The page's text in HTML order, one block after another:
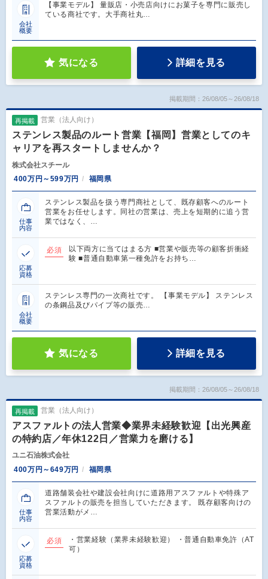
会社
概要
【事業モデル】 量販店・小売店向けにお菓子を専門に販売し
ている商社です。大手商社丸…
気になる 詳細を見る
掲載期間：26/08/05～26/08/18
再掲載 営業（法人向け）
ステンレス製品のルート営業【福岡】営業としてのキ
ャリアを再スタートしませんか？
株式会社スチール
400万円～599万円
福岡県
仕事
内容
ステンレス製品を扱う専門商社として、既存顧客へのルート
営業をお任せします。同社の営業は、売上を短期的に追う営
業ではなく、…
応募
資格
必須
以下両方に当てはまる方 ■営業や販売等の顧客折衝経
験 ■普通自動車第一種免許をお持ち…
会社
概要
ステンレス専門の一次商社です。 【事業モデル】 ステンレス
の条鋼品及びパイプ等の販売…
気になる 詳細を見る
掲載期間：26/08/05～26/08/18
再掲載 営業（法人向け）
アスファルトの法人営業◆業界未経験歓迎【出光興産
の特約店／年休122日／営業力を磨ける】
ユニ石油株式会社
400万円～649万円
福岡県
仕事
内容
道路舗装会社や建設会社向けに道路用アスファルトや特殊ア
スファルトの販売を担当していただきます。 既存顧客向けの
営業活動がメ…
応募
資格
必須
・営業経験（業界未経験歓迎） ・普通自動車免許（AT
可）